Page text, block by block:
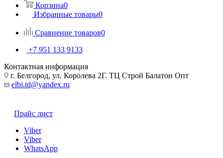
Корзина0
Избранные товары0
Сравнение товаров0
+7 951 133 9133
Контактная информация
г. Белгород, ул. Королева 2Г. ТЦ Строй Балатон Опт
elbi.td@yandex.ru
Прайс лист
Viber
Viber
WhatsApp